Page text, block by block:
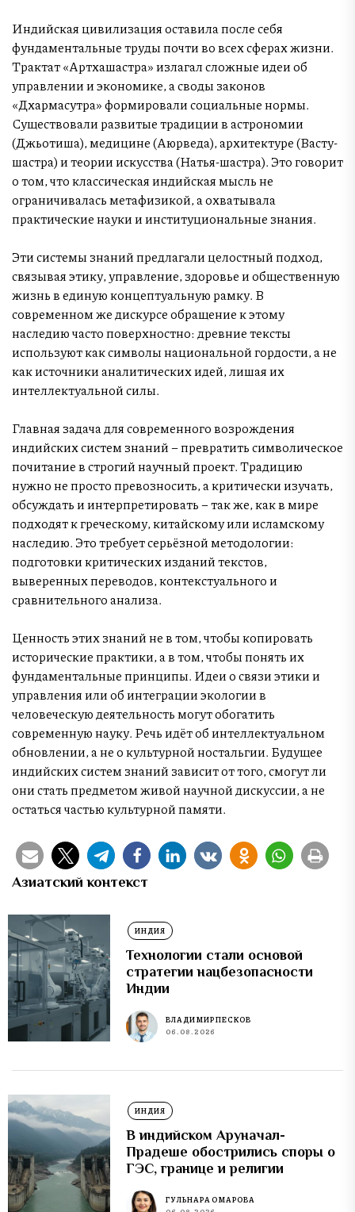
Индийская цивилизация оставила после себя
фундаментальные труды почти во всех сферах жизни.
Трактат «Артхашастра» излагал сложные идеи об
управлении и экономике, а своды законов
«Дхармасутра» формировали социальные нормы.
Существовали развитые традиции в астрономии
(Джьотиша), медицине (Аюрведа), архитектуре (Васту-
шастра) и теории искусства (Натья-шастра). Это говорит
о том, что классическая индийская мысль не
ограничивалась метафизикой, а охватывала
практические науки и институциональные знания.
Эти системы знаний предлагали целостный подход,
связывая этику, управление, здоровье и общественную
жизнь в единую концептуальную рамку. В
современном же дискурсе обращение к этому
наследию часто поверхностно: древние тексты
используют как символы национальной гордости, а не
как источники аналитических идей, лишая их
интеллектуальной силы.
Главная задача для современного возрождения
индийских систем знаний – превратить символическое
почитание в строгий научный проект. Традицию
нужно не просто превозносить, а критически изучать,
обсуждать и интерпретировать – так же, как в мире
подходят к греческому, китайскому или исламскому
наследию. Это требует серьёзной методологии:
подготовки критических изданий текстов,
выверенных переводов, контекстуального и
сравнительного анализа.
Ценность этих знаний не в том, чтобы копировать
исторические практики, а в том, чтобы понять их
фундаментальные принципы. Идеи о связи этики и
управления или об интеграции экологии в
человеческую деятельность могут обогатить
современную науку. Речь идёт об интеллектуальном
обновлении, а не о культурной ностальгии. Будущее
индийских систем знаний зависит от того, смогут ли
они стать предметом живой научной дискуссии, а не
остаться частью культурной памяти.
Азиатский контекст
ИНДИЯ
Технологии стали основой
стратегии нацбезопасности
Индии
ВЛАДИМИР ПЕСКОВ
06.08.2026
ИНДИЯ
В индийском Аруначал-
Прадеше обострились споры о
ГЭС, границе и религии
ГУЛЬНАРА ОМАРОВА